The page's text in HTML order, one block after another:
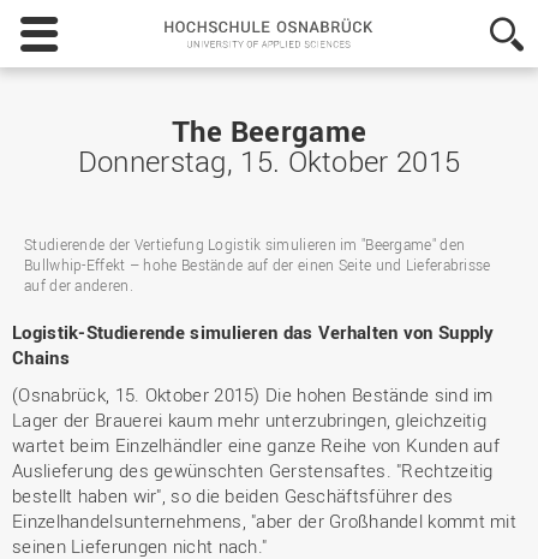
Hochschule
Osnabrück
-
Sciences
The Beergame
Donnerstag, 15. Oktober 2015
Studierende der Vertiefung Logistik simulieren im "Beergame" den
Bullwhip-Effekt – hohe Bestände auf der einen Seite und Lieferabrisse
auf der anderen.
Logistik-Studierende simulieren das Verhalten von Supply
Chains
(Osnabrück, 15. Oktober 2015) Die hohen Bestände sind im
Lager der Brauerei kaum mehr unterzubringen, gleichzeitig
wartet beim Einzelhändler eine ganze Reihe von Kunden auf
Auslieferung des gewünschten Gerstensaftes. "Rechtzeitig
bestellt haben wir", so die beiden Geschäftsführer des
Einzelhandelsunternehmens, "aber der Großhandel kommt mit
seinen Lieferungen nicht nach."